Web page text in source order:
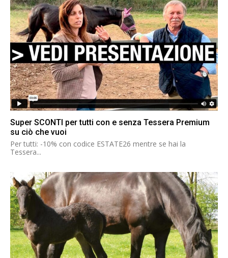
Super SCONTI per tutti con e senza Tessera Premium
su ciò che vuoi
Per tutti: -10% con codice ESTATE26 mentre se hai la
Tessera...